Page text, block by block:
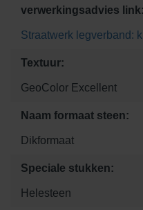
verwerkingsadvies link:
Straatwerk legverband:
Textuur:
GeoColor Excellent
Naam formaat steen:
Dikformaat
Speciale stukken:
Helesteen